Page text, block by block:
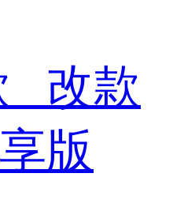
改款
版